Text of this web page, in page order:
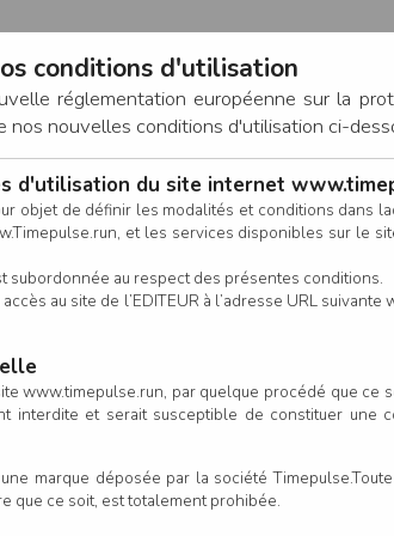
CALENDRIER RÉSULTATS
conditions d'utilisation
réglementation européenne sur la
nos nouvelles conditions d'utilisation ci-
d'utilisation du site internet
objet de définir les modalités et conditions dans
et les services disponibles sur le
subordonnée au respect des présentes conditions.
au site de l’EDITEUR à l’adresse URL
www.timepulse.run, par quelque procédé que
interdite et serait susceptible de constituer
marque déposée par la société
que ce soit, est totalement prohibée.